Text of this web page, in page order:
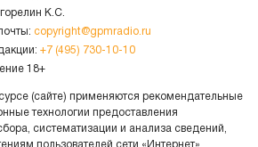
К.С.
copyright@gpmradio.ru
+7 (495) 730-10-10
18+
(сайте) применяются рекомендательные
технологии предоставления
систематизации и анализа сведений,
пользователей сети «Интернет»,